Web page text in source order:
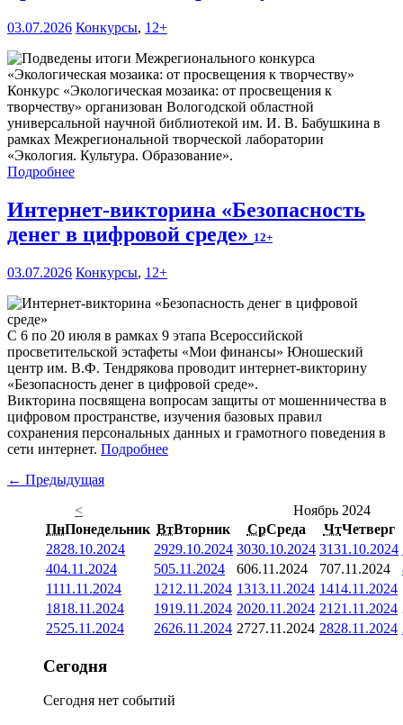
03.07.2026 Конкурсы, 12+
Конкурс «Экологическая мозаика: от просвещения к
творчеству» организован Вологодской областной
универсальной научной библиотекой им. И. В. Бабушкина в
рамках Межрегиональной творческой лаборатории
«Экология. Культура. Образование».
Подробнее
Интернет-викторина «Безопасность
денег в цифровой среде» 12+
03.07.2026 Конкурсы, 12+
С 6 по 20 июля в рамках 9 этапа Всероссийской
просветительской эстафеты «Мои финансы» Юношеский
центр им. В.Ф. Тендрякова проводит интернет-викторину
«Безопасность денег в цифровой среде».
Викторина посвящена вопросам защиты от мошенничества в
цифровом пространстве, изучения базовых правил
сохранения персональных данных и грамотного поведения в
сети интернет. Подробнее
← Предыдущая
<
Ноябрь 2024
ПнПонедельник ВтВторник СрСреда ЧтЧетверг
2828.10.2024 2929.10.2024 3030.10.2024 3131.10.2024
404.11.2024 505.11.2024 606.11.2024 707.11.2024
1111.11.2024 1212.11.2024 1313.11.2024 1414.11.2024
1818.11.2024 1919.11.2024 2020.11.2024 21 21.11.2024
2525.11.2024 2626.11.2024 2727.11.2024 2828.11.2024
Сегодня
Сегодня нет событий